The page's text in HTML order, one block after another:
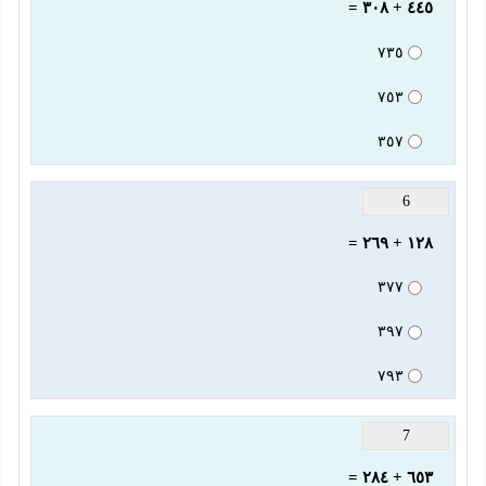
٤٤٥ + ٣٠٨ =
٧٣٥
٧٥٣
٣٥٧
6
١٢٨ + ٢٦٩ =
٣٧٧
٣٩٧
٧٩٣
7
٦٥٣ + ٢٨٤ =